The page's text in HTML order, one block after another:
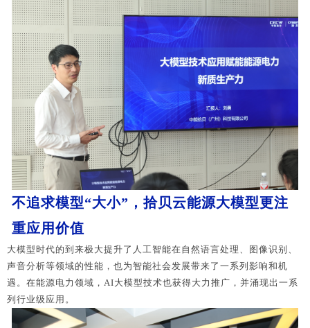
不追求模型“大小”，拾贝云能源大模型更注
重应用价值
大模型时代的到来极大提升了人工智能在自然语言处理、图像识别、
声音分析等领域的性能，也为智能社会发展带来了一系列影响和机
遇。在能源电力领域，AI大模型技术也获得大力推广，并涌现出一系
列行业级应用。